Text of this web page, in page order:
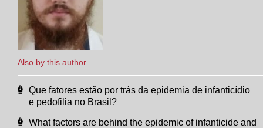
Also by this author
Que fatores estão por trás da epidemia de infanticídio
e pedofilia no Brasil?
What factors are behind the epidemic of infanticide and